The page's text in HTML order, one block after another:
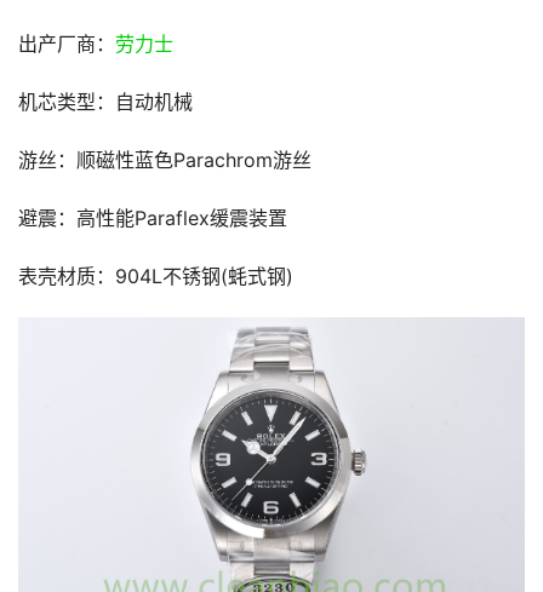
出产厂商： 劳力士
机芯类型：自动机械
游丝：顺磁性蓝色Parachrom游丝
避震：高性能Paraflex缓震装置
表壳材质：904L不锈钢(蚝式钢)